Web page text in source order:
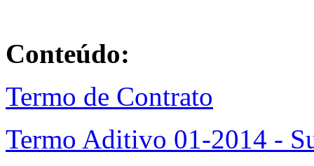
Conteúdo:
Termo de Contrato
Termo Aditivo 01-2014 -